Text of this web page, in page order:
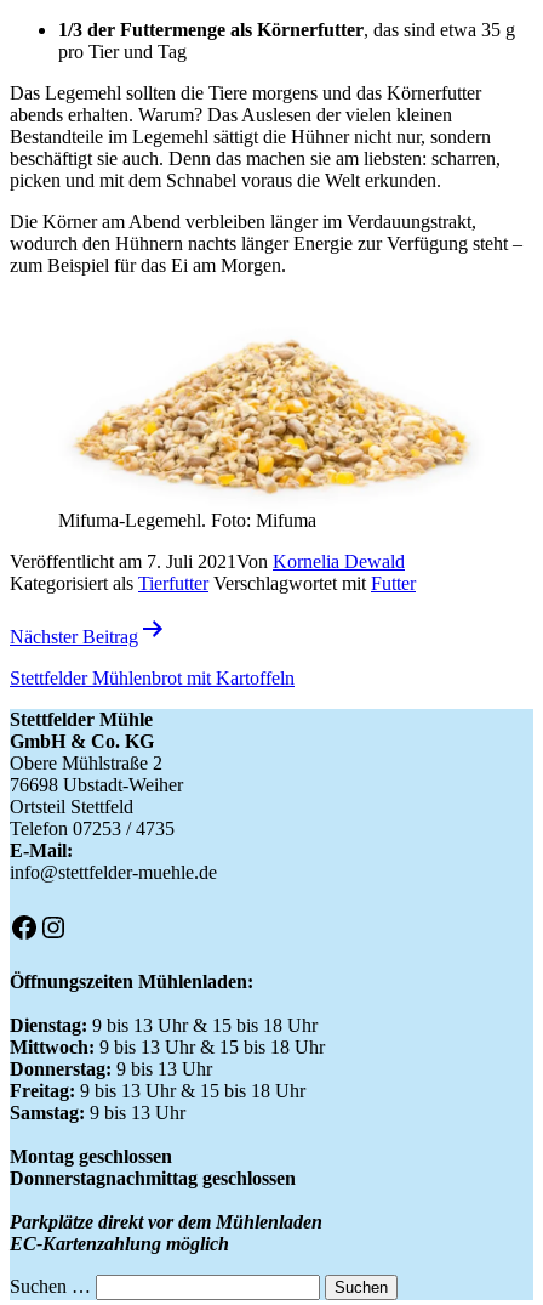
1/3 der Futtermenge als Körnerfutter, das sind etwa 35 g
pro Tier und Tag
Das Legemehl sollten die Tiere morgens und das Körnerfutter
abends erhalten. Warum? Das Auslesen der vielen kleinen
Bestandteile im Legemehl sättigt die Hühner nicht nur, sondern
beschäftigt sie auch. Denn das machen sie am liebsten: scharren,
picken und mit dem Schnabel voraus die Welt erkunden.
Die Körner am Abend verbleiben länger im Verdauungstrakt,
wodurch den Hühnern nachts länger Energie zur Verfügung steht –
zum Beispiel für das Ei am Morgen.
Mifuma-Legemehl. Foto: Mifuma
Veröffentlicht am 7. Juli 2021Von Kornelia Dewald
Kategorisiert als Tierfutter Verschlagwortet mit Futter
Beitragsnavigation
Nächster Beitrag
Stettfelder Mühlenbrot mit Kartoffeln
Stettfelder Mühle
GmbH & Co. KG
Obere Mühlstraße 2
76698 Ubstadt-Weiher
Ortsteil Stettfeld
Telefon 07253 / 4735
E-Mail:
info@stettfelder-muehle.de
Facebook
Instagram
Öffnungszeiten Mühlenladen:
Dienstag: 9 bis 13 Uhr & 15 bis 18 Uhr
Mittwoch: 9 bis 13 Uhr & 15 bis 18 Uhr
Donnerstag: 9 bis 13 Uhr
Freitag: 9 bis 13 Uhr & 15 bis 18 Uhr
Samstag: 9 bis 13 Uhr
Montag geschlossen
Donnerstagnachmittag geschlossen
Parkplätze direkt vor dem Mühlenladen
EC-Kartenzahlung möglich
Suchen …